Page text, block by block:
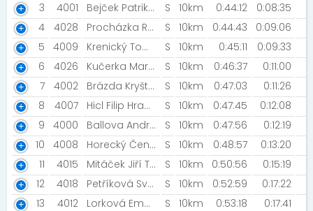
3
4001 Bejček Patrik Hroudný Adam [MIZUNO TEAM] S 10km 0:44:12
0:08:35
4
4028 Procházka Roman Skipala Milan [ROZBĚHÁME BRNO] S 10km 0:44:43
0:09:06
5
4009 Krenický Tomáš Zeráková Petra [KPMG Brno] S 10km 0:45:11
0:09:33
6
4026 Kučerka Martin Kučerka Petr [Klub šachových běžců] S 10km 0:46:37
0:11:00
7
4002 Brázda Kryštof Brázdová Natália [Rozbehamebrno ] S 10km 0:47:03
0:11:26
8
4007 Hicl Filip Hrabálková Denisa [Rozběháme Brno] S 10km 0:47:45
0:12:08
9
4000 Ballova Andrea Balla Ťažký Miloš [Behaj s Andy] S 10km 0:47:56
0:12:19
10
4008 Horecký Čeněk Horecká Eliška [Novis Team] S 10km 0:48:57
0:13:20
11
4015 Mitáček Jiří Tesárková Zita [M-sport] S 10km 0:50:56
0:15:19
12
4018 Petříková Světlana Petříková Marie [M+D] S 10km 0:52:59
0:17:22
13
4012 Lorková Ema Kuchárová Kamila S 10km 0:53:18
0:17:41